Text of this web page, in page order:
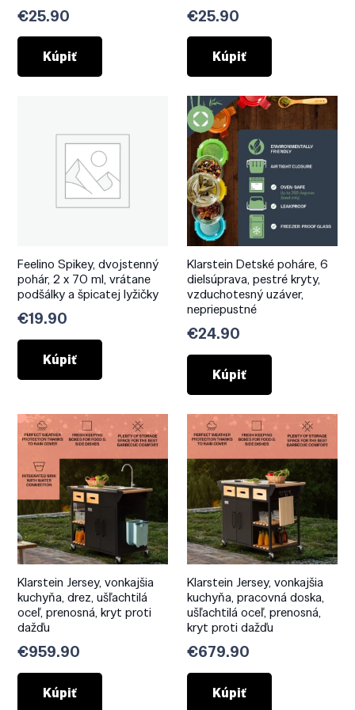
€25.90
Kúpiť
€25.90
Kúpiť
Feelino Spikey, dvojstenný
pohár, 2 x 70 ml, vrátane
podšálky a špicatej lyžičky
€19.90
Kúpiť
Klarstein Detské poháre, 6
dielsúprava, pestré kryty,
vzduchotesný uzáver,
nepriepustné
€24.90
Kúpiť
Klarstein Jersey, vonkajšia
kuchyňa, drez, ušľachtilá
oceľ, prenosná, kryt proti
dažďu
€959.90
Kúpiť
Klarstein Jersey, vonkajšia
kuchyňa, pracovná doska,
ušľachtilá oceľ, prenosná,
kryt proti dažďu
€679.90
Kúpiť